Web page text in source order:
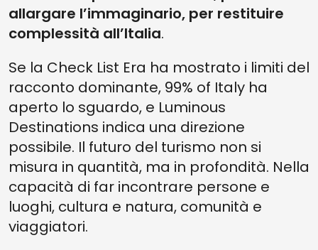
allargare l’immaginario, per restituire
complessità all’Italia.
Se la Check List Era ha mostrato i limiti del
racconto dominante, 99% of Italy ha
aperto lo sguardo, e Luminous
Destinations indica una direzione
possibile. Il futuro del turismo non si
misura in quantità, ma in profondità. Nella
capacità di far incontrare persone e
luoghi, cultura e natura, comunità e
viaggiatori.